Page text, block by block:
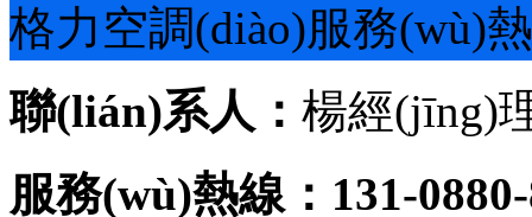
格力空調(diào)服務(wù)
聯(lián)系人： 楊經(jīng)
服務(wù)熱線：131-